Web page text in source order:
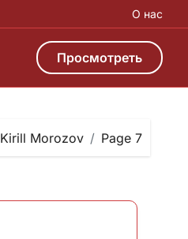
О нас
Просмотреть
Kirill Morozov Page 7